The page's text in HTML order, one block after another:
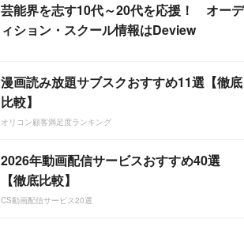
芸能界を志す10代～20代を応援！ オーデ
ィション・スクール情報はDeview
漫画読み放題サブスクおすすめ11選【徹底
比較】
オリコン顧客満足度ランキング
2026年動画配信サービスおすすめ40選
【徹底比較】
CS動画配信サービス20選